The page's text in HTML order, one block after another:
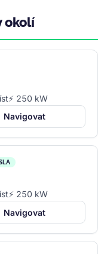
okolí
⚡ 250 kW
Navigovat
⚡ 250 kW
Navigovat